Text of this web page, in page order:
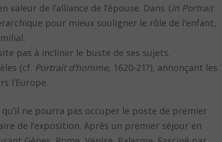
de l’alliance de l’épouse. Dans Un Portrait
pour mieux souligner le rôle de l’enfant,
pas à incliner le buste de ses sujets.
(cf. Portrait d’homme, 1620-21?), annonçant les
l’Europe.
ne pourra pas occuper le poste de premier
de l’exposition. Après un premier séjour en